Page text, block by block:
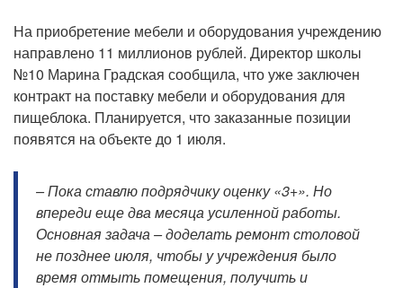
На приобретение мебели и оборудования учреждению
направлено 11 миллионов рублей. Директор школы
№10 Марина Градская сообщила, что уже заключен
контракт на поставку мебели и оборудования для
пищеблока. Планируется, что заказанные позиции
появятся на объекте до 1 июля.
– Пока ставлю подрядчику оценку «3+». Но
впереди еще два месяца усиленной работы.
Основная задача – доделать ремонт столовой
не позднее июля, чтобы у учреждения было
время отмыть помещения, получить и